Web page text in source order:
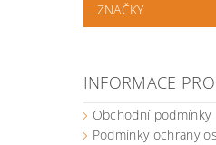
ZNAČKY
INFORMACE
Obchodní podmínky
Podmínky ochrany